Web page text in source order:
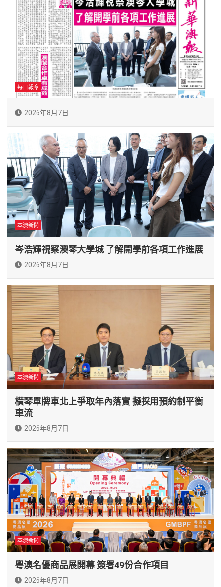
每日報章
2026年8月7日
本澳新聞
岑浩輝視察澳琴大學城 了解開學前各項工作進展
2026年8月7日
本澳新聞
橫琴單牌車北上爭取年內落實 擬採用預約制平衡
車流
2026年8月7日
本澳新聞
粵澳名優商品展開幕 簽署49份合作項目
2026年8月7日